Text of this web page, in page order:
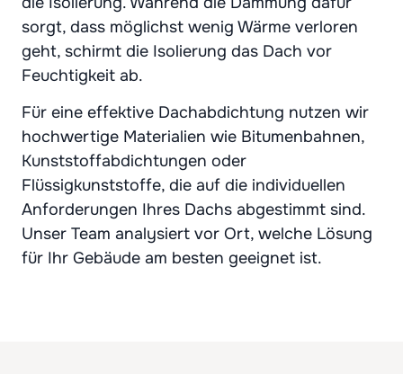
sorgt, dass möglichst wenig Wärme verloren
geht, schirmt die Isolierung das Dach vor
Feuchtigkeit ab.
Für eine effektive Dachabdichtung nutzen wir
hochwertige Materialien wie Bitumenbahnen,
Kunststoffabdichtungen oder
Flüssigkunststoffe, die auf die individuellen
Anforderungen Ihres Dachs abgestimmt sind.
Unser Team analysiert vor Ort, welche Lösung
für Ihr Gebäude am besten geeignet ist.